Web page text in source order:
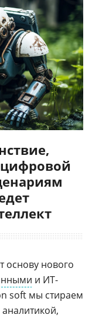
основу нового
и ИТ-
soft мы стираем